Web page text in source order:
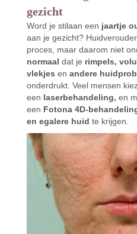
gezicht
Word je stilaan een jaartje
aan je gezicht?
proces, maar daarom niet
normaal dat je rimpels,
vlekjes en andere
onderdrukt. Veel mensen
een laserbehandeling, en
een Fotona 4D-
en egalere huid te krijgen.